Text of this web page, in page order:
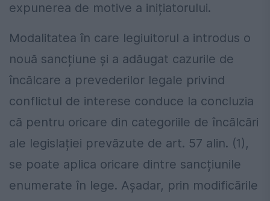
expunerea de motive a inițiatorului.
Modalitatea în care legiuitorul a introdus o
nouă sancțiune și a adăugat cazurile de
încălcare a prevederilor legale privind
conflictul de interese conduce la concluzia
că pentru oricare din categoriile de încălcări
ale legislației prevăzute de art. 57 alin. (1),
se poate aplica oricare dintre sancțiunile
enumerate în lege. Așadar, prin modificările